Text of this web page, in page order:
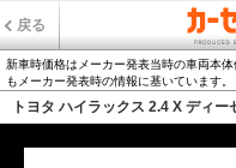
戻る
新車時価格はメーカー発表当時の車両本
もメーカー発表時の情報に基いています。
トヨタ ハイラックス 2.4 X ディ